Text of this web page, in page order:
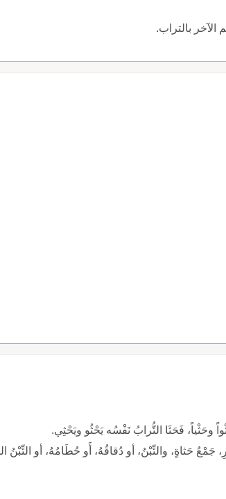
بالتراب.
وحَثْياً، فَحَثَا التُّرابُ نَفْسُه يَحْثُو ويَحْثِي.
جَمْعُ حَثاةٍ، والتِّبْنُ، أو دُقاقُهُ، أَو حُطَامُهُ، أو